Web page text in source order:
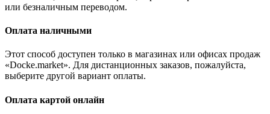
или безналичным переводом.
Оплата наличными
Этот способ доступен только в магазинах или офисах продаж
«Docke.market». Для дистанционных заказов, пожалуйста,
выберите другой вариант оплаты.
Оплата картой онлайн